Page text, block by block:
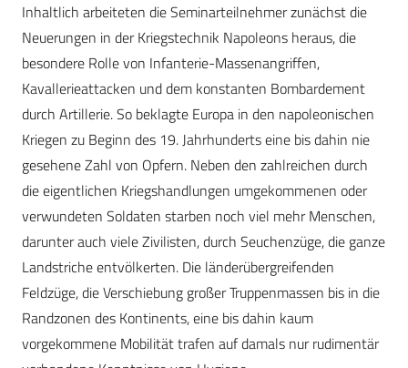
Inhaltlich arbeiteten die Seminarteilnehmer zunächst die
Neuerungen in der Kriegstechnik Napoleons heraus, die
besondere Rolle von Infanterie-Massenangriffen,
Kavallerieattacken und dem konstanten Bombardement
durch Artillerie. So beklagte Europa in den napoleonischen
Kriegen zu Beginn des 19. Jahrhunderts eine bis dahin nie
gesehene Zahl von Opfern. Neben den zahlreichen durch
die eigentlichen Kriegshandlungen umgekommenen oder
verwundeten Soldaten starben noch viel mehr Menschen,
darunter auch viele Zivilisten, durch Seuchenzüge, die ganze
Landstriche ­entvölkerten. Die länderübergreifenden
Feldzüge, die Verschiebung großer Truppenmassen bis in die
Randzonen des Kontinents, eine bis dahin kaum
vorgekommene Mobilität trafen auf damals nur rudimentär